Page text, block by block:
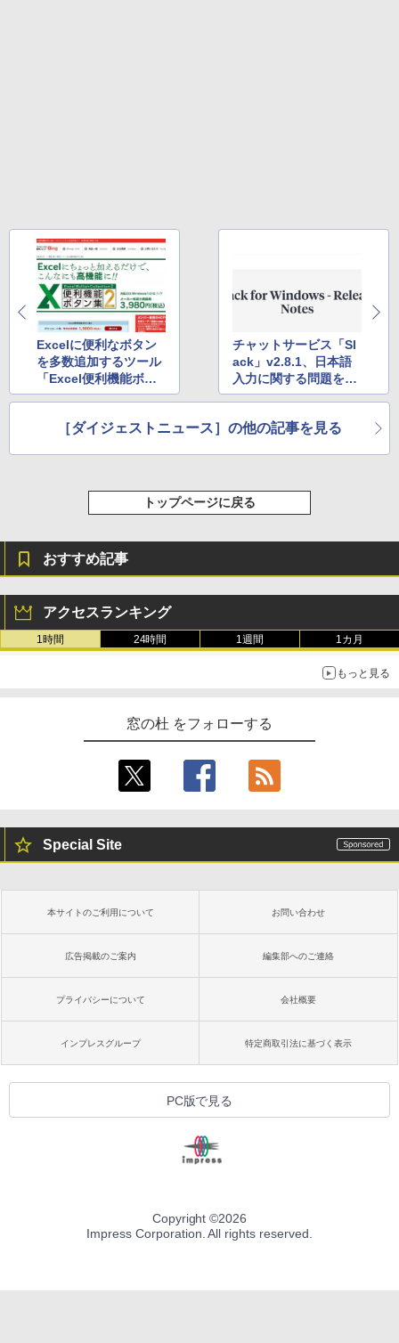
Excelに便利なボタン
を多数追加するツール
「Excel便利機能ボタ
ン集２」が発売 ほか
チャットサービス「Sl
ack」v2.8.1、日本語
入力に関する問題を修
正 ほか
［ダイジェストニュース］の他の記事を見る
トップページに戻る
おすすめ記事
アクセスランキング
1時間 24時間 1週間 1カ月
もっと見る
窓の杜 をフォローする
Special Site
本サイトのご利用について お問い合わせ
広告掲載のご案内 編集部へのご連絡
プライバシーについて 会社概要
インプレスグループ 特定商取引法に基づく表示
PC版で見る
Copyright ©2026
Impress Corporation. All rights reserved.